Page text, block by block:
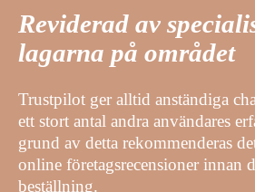
Reviderad av
lagarna på området
Trustpilot ger alltid anständiga
ett stort antal andra användares
grund av detta rekommenderas
online företagsrecensioner innan
beställning.